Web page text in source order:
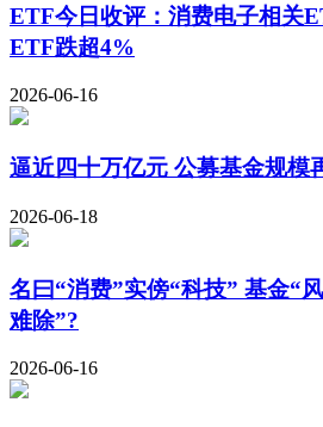
ETF今日收评：消费电子相关
ETF跌超4%
2026-06-16
逼近四十万亿元 公募基金规模
2026-06-18
名曰“消费”实傍“科技” 基金“
难除”?
2026-06-16